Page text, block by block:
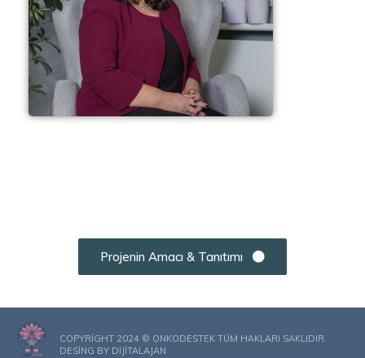
Projenin Amacı & Tanıtımı
COPYRIGHT 2024 © ONKODESTEK TÜM HAKLARI SAKLIDIR.
DESING BY DIJITALAJAN